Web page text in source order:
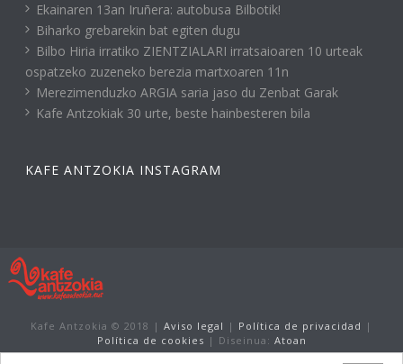
Ekainaren 13an Iruñera: autobusa Bilbotik!
Biharko grebarekin bat egiten dugu
Bilbo Hiria irratiko ZIENTZIALARI irratsaioaren 10 urteak
ospatzeko zuzeneko berezia martxoaren 11n
Merezimenduzko ARGIA saria jaso du Zenbat Garak
Kafe Antzokiak 30 urte, beste hainbesteren bila
KAFE ANTZOKIA INSTAGRAM
Kafe Antzokia © 2018 | Aviso legal | Política de privacidad |
Política de cookies | Diseinua: Atoan